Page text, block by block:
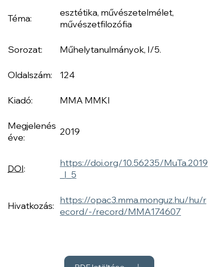
Téma:
esztétika, művészetelmélet,
művészetfilozófia
Sorozat: Műhelytanulmányok, I/5.
Oldalszám: 124
Kiadó: MMA MMKI
Megjelenés
éve:
2019
DOI:
https://doi.org/10.56235/MuTa.2019
_I_5
Hivatkozás:
https://opac3.mma.monguz.hu/hu/r
ecord/-/record/MMA174607